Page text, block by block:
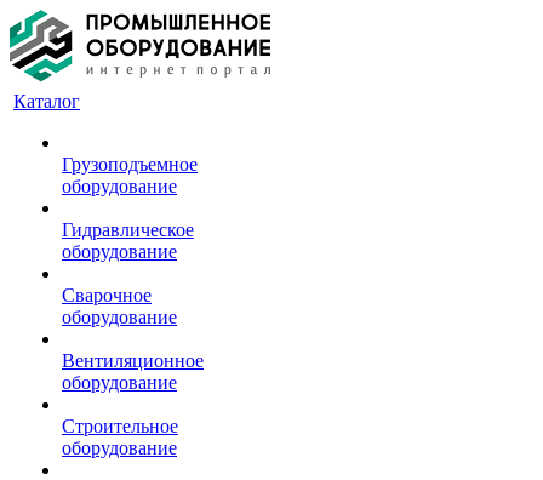
Каталог
Грузоподъемное
оборудование
Гидравлическое
оборудование
Сварочное
оборудование
Вентиляционное
оборудование
Строительное
оборудование